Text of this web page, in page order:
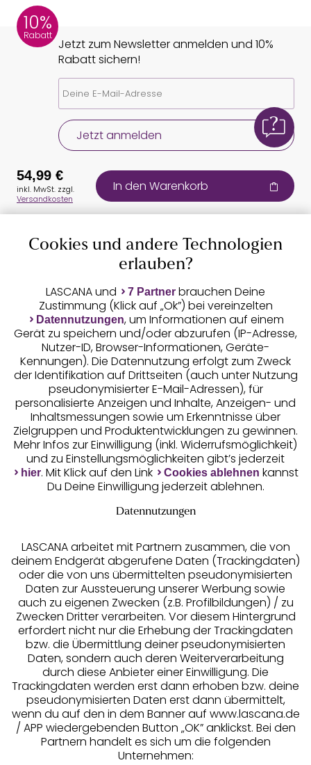
10%
Rabatt
Jetzt zum Newsletter anmelden und 10%
Rabatt sichern!
Jetzt anmelden
Auszeichnungen
Geprüfte Sicherheit
Unsere Apps
Services
Beratung
Über uns
Rechtliches
54,99 €
inkl. MwSt. zzgl.
Versandkosten
In den Warenkorb
Cookies und andere Technologien
erlauben?
LASCANA und 7 Partner brauchen Deine
Zustimmung (Klick auf „Ok”) bei vereinzelten
Datennutzungen, um Informationen auf einem
Gerät zu speichern und/oder abzurufen (IP-Adresse,
Nutzer-ID, Browser-Informationen, Geräte-
Kennungen). Die Datennutzung erfolgt zum Zweck
der Identifikation auf Drittseiten (auch unter Nutzung
pseudonymisierter E-Mail-Adressen), für
personalisierte Anzeigen und Inhalte, Anzeigen- und
Inhaltsmessungen sowie um Erkenntnisse über
Zielgruppen und Produktentwicklungen zu gewinnen.
Mehr Infos zur Einwilligung (inkl. Widerrufsmöglichkeit)
und zu Einstellungsmöglichkeiten gibt’s jederzeit
hier. Mit Klick auf den Link Cookies ablehnen kannst
Du Deine Einwilligung jederzeit ablehnen.
Datennutzungen
LASCANA arbeitet mit Partnern zusammen, die von
deinem Endgerät abgerufene Daten (Trackingdaten)
oder die von uns übermittelten pseudonymisierten
Daten zur Aussteuerung unserer Werbung sowie
auch zu eigenen Zwecken (z.B. Profilbildungen) / zu
Zwecken Dritter verarbeiten. Vor diesem Hintergrund
erfordert nicht nur die Erhebung der Trackingdaten
bzw. die Übermittlung deiner pseudonymisierten
Daten, sondern auch deren Weiterverarbeitung
durch diese Anbieter einer Einwilligung. Die
Trackingdaten werden erst dann erhoben bzw. deine
pseudonymisierten Daten erst dann übermittelt,
wenn du auf den in dem Banner auf www.lascana.de
/ APP wiedergebenden Button „OK” anklickst. Bei den
Partnern handelt es sich um die folgenden
Unternehmen: